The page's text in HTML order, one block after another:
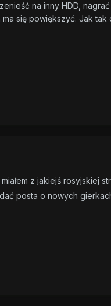
na inny HDD,
się powiększyć. Jak
z jakiejś rosyjskiej
posta o nowych